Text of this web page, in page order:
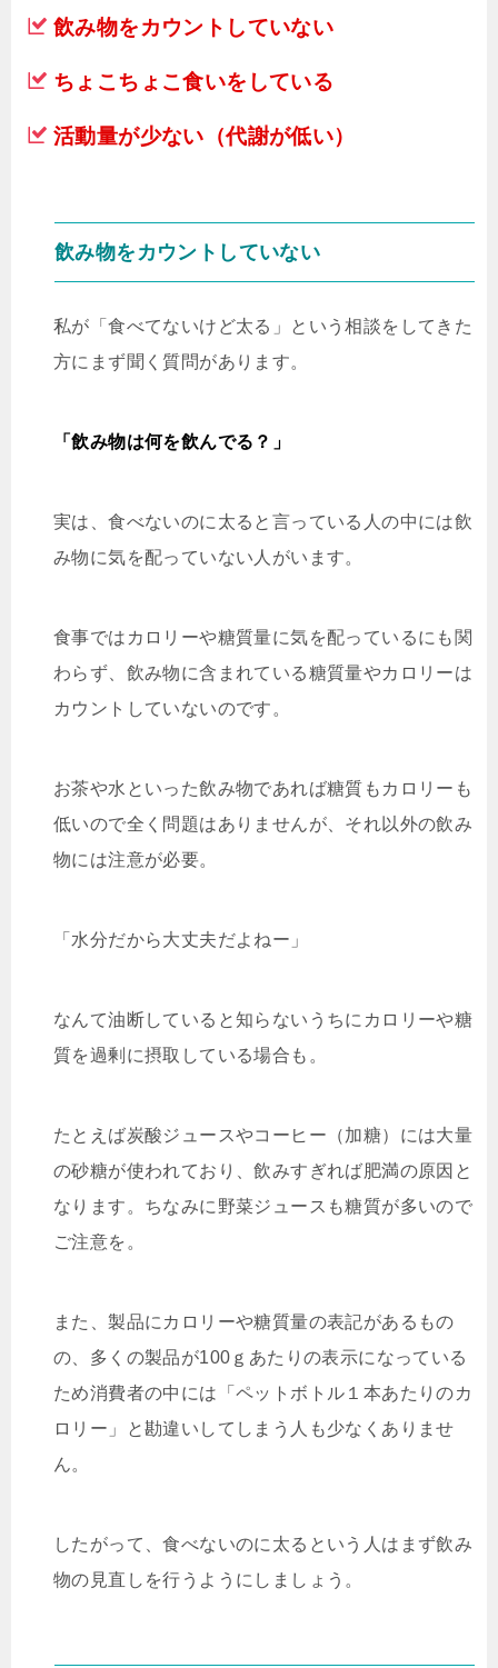
飲み物をカウントしていない
ちょこちょこ食いをしている
活動量が少ない（代謝が低い）
飲み物をカウントしていない
私が「食べてないけど太る」という相談をしてきた
方にまず聞く質問があります。
「飲み物は何を飲んでる？」
実は、食べないのに太ると言っている人の中には飲
み物に気を配っていない人がいます。
食事ではカロリーや糖質量に気を配っているにも関
わらず、飲み物に含まれている糖質量やカロリーは
カウントしていないのです。
お茶や水といった飲み物であれば糖質もカロリーも
低いので全く問題はありませんが、それ以外の飲み
物には注意が必要。
「水分だから大丈夫だよねー」
なんて油断していると知らないうちにカロリーや糖
質を過剰に摂取している場合も。
たとえば炭酸ジュースやコーヒー（加糖）には大量
の砂糖が使われており、飲みすぎれば肥満の原因と
なります。ちなみに野菜ジュースも糖質が多いので
ご注意を。
また、製品にカロリーや糖質量の表記があるもの
の、多くの製品が100ｇあたりの表示になっている
ため消費者の中には「ペットボトル１本あたりのカ
ロリー」と勘違いしてしまう人も少なくありませ
ん。
したがって、食べないのに太るという人はまず飲み
物の見直しを行うようにしましょう。